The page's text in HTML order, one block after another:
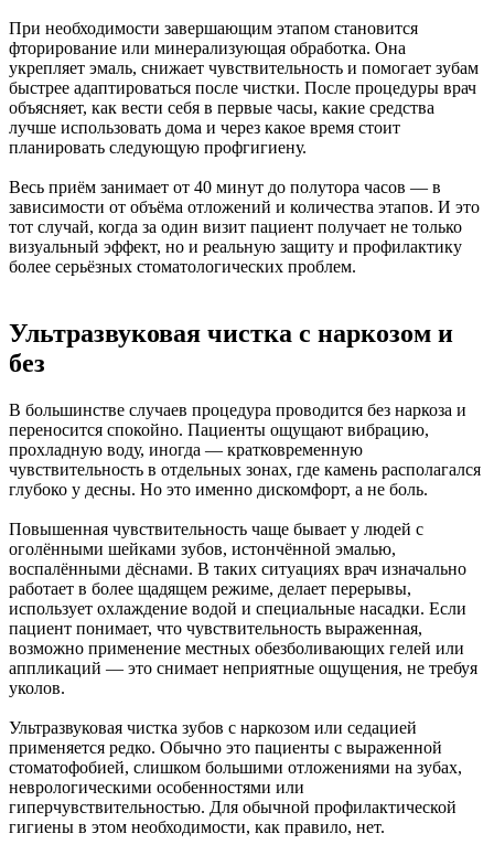
При необходимости завершающим этапом становится
фторирование или минерализующая обработка. Она
укрепляет эмаль, снижает чувствительность и помогает зубам
быстрее адаптироваться после чистки. После процедуры врач
объясняет, как вести себя в первые часы, какие средства
лучше использовать дома и через какое время стоит
планировать следующую профгигиену.
Весь приём занимает от 40 минут до полутора часов — в
зависимости от объёма отложений и количества этапов. И это
тот случай, когда за один визит пациент получает не только
визуальный эффект, но и реальную защиту и профилактику
более серьёзных стоматологических проблем.
Ультразвуковая чистка с наркозом и
без
В большинстве случаев процедура проводится без наркоза и
переносится спокойно. Пациенты ощущают вибрацию,
прохладную воду, иногда — кратковременную
чувствительность в отдельных зонах, где камень располагался
глубоко у десны. Но это именно дискомфорт, а не боль.
Повышенная чувствительность чаще бывает у людей с
оголёнными шейками зубов, истончённой эмалью,
воспалёнными дёснами. В таких ситуациях врач изначально
работает в более щадящем режиме, делает перерывы,
использует охлаждение водой и специальные насадки. Если
пациент понимает, что чувствительность выраженная,
возможно применение местных обезболивающих гелей или
аппликаций — это снимает неприятные ощущения, не требуя
уколов.
Ультразвуковая чистка зубов с наркозом или седацией
применяется редко. Обычно это пациенты с выраженной
стоматофобией, слишком большими отложениями на зубах,
неврологическими особенностями или
гиперчувствительностью. Для обычной профилактической
гигиены в этом необходимости, как правило, нет.